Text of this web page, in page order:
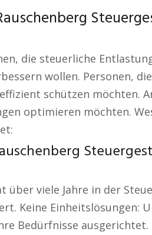
die steuerliche
wollen. Personen,
schützen möchten.
optimieren möchten.
über viele Jahre in der
Keine Einheitslösungen:
Bedürfnisse